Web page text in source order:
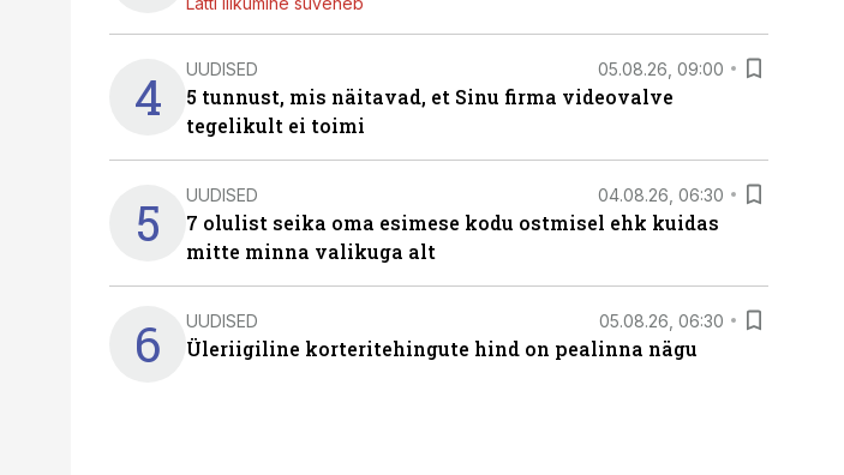
4 UUDISED 05.08.26, 09:00
5 tunnust, mis näitavad, et Sinu firma videovalve
tegelikult ei toimi
5 UUDISED 04.08.26, 06:30
7 olulist seika oma esimese kodu ostmisel ehk kuidas
mitte minna valikuga alt
6 UUDISED 05.08.26, 06:30
Üleriigiline korteritehingute hind on pealinna nägu